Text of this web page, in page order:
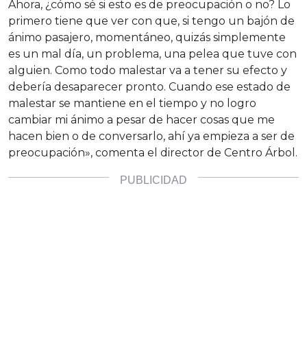
Ahora, ¿cómo sé si esto es de preocupación o no? Lo
primero tiene que ver con que, si tengo un bajón de
ánimo pasajero, momentáneo, quizás simplemente
es un mal día, un problema, una pelea que tuve con
alguien. Como todo malestar va a tener su efecto y
debería desaparecer pronto. Cuando ese estado de
malestar se mantiene en el tiempo y no logro
cambiar mi ánimo a pesar de hacer cosas que me
hacen bien o de conversarlo, ahí ya empieza a ser de
preocupación», comenta el director de Centro Árbol.